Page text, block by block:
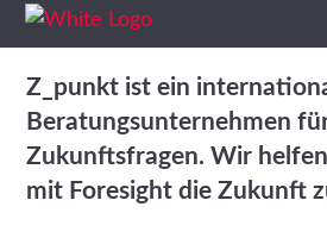
Start
Profil
Leistungen
Z_punkt ist ein
Beratungsunternehmen
Zukunftsfragen. Wir
mit Foresight die Zukunft